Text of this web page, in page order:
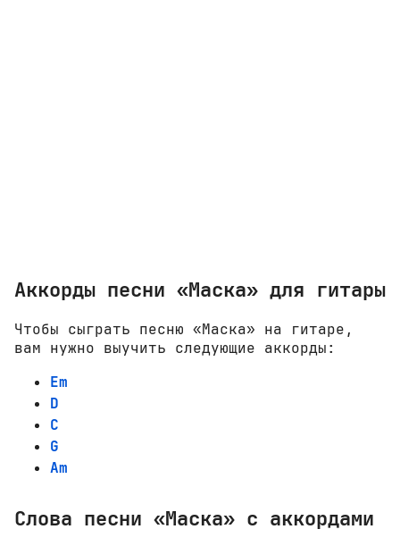
Аккорды песни «Маска» для гитары
Чтобы сыграть песню «Маска» на гитаре,
вам нужно выучить следующие аккорды:
Em
D
C
G
Am
Слова песни «Маска» с аккордами